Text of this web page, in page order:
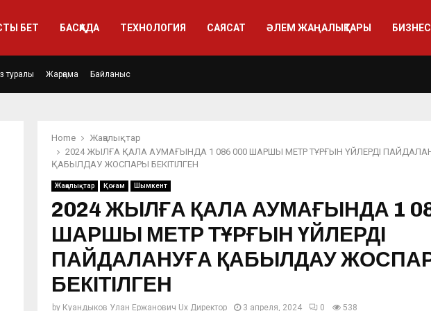
БЕТ БАСҚАДА ТЕХНОЛОГИЯ САЯСАТ ӘЛЕМ ЖАҢАЛЫҚТАРЫ БИЗНЕС
туралы Жарңама Байланыс
Home
Жаңалықтар
2024 ЖЫЛҒА ҚАЛА АУМАҒЫНДА 1 086 000 ШАРШЫ МЕТР ТҰРҒЫН ҮЙЛЕРДІ
ҚАБЫЛДАУ ЖОСПАРЫ БЕКІТІЛГЕН
Жаңалықтар Қоғам Шымкент
2024 ЖЫЛҒА ҚАЛА АУМАҒЫНДА 1
ШАРШЫ МЕТР ТҰРҒЫН ҮЙЛЕРДІ
ПАЙДАЛАНУҒА ҚАБЫЛДАУ
БЕКІТІЛГЕН
by Куандыков Улан Ержанович Ux Директор 3 апреля, 2024 0 538